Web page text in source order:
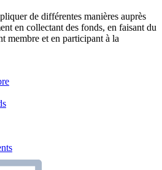
de différentes manières auprès
en collectant des fonds, en faisant du
membre et en participant à la